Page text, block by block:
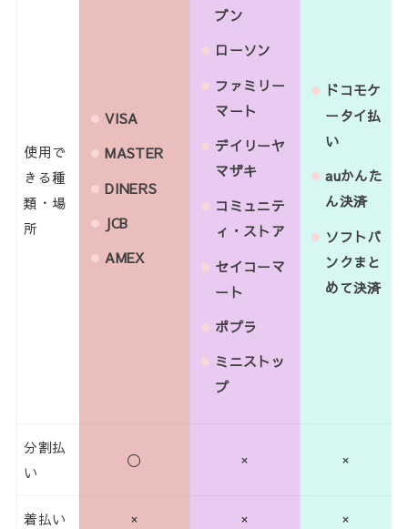
使用で
きる種
類・場
所
VISA
MASTER
DINERS
JCB
AMEX
ブン
ローソン
ファミリー
マート
デイリーヤ
マザキ
コミュニテ
ィ・ストア
セイコーマ
ート
ポプラ
ミニストッ
プ
ドコモケ
ータイ払
い
auかんた
ん決済
ソフトバ
ンクまと
めて決済
分割払
い
〇 × ×
着払い × × ×